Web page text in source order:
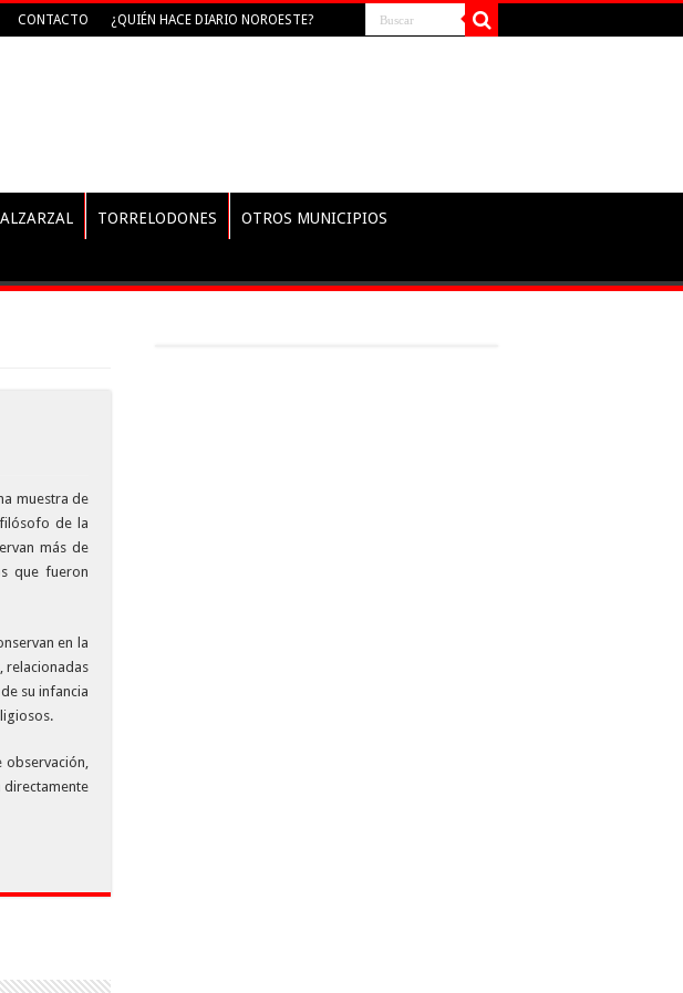
CONTACTO ¿QUIÉN HACE DIARIO NOROESTE?
TORRELODONES OTROS MUNICIPIOS
muestra de
de la
más de
que fueron
en la
relacionadas
su infancia
observación,
directamente